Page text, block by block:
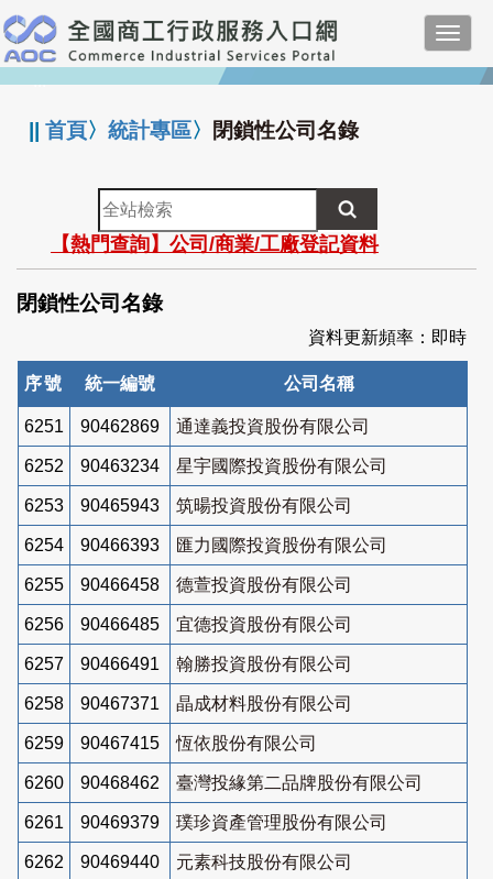
跳
到
主
要
:::
||首頁〉統計專區〉 閉鎖性公司名錄
全
站
檢
索
【熱門查詢】公司/商業/工廠登記資料
閉鎖性公司名錄
資料更新頻率：即時
序號 統一編號 公司名稱
6251 90462869 通達義投資股份有限公司
6252 90463234 星宇國際投資股份有限公司
6253 90465943 筑暘投資股份有限公司
6254 90466393 匯力國際投資股份有限公司
6255 90466458 德萱投資股份有限公司
6256 90466485 宜德投資股份有限公司
6257 90466491 翰勝投資股份有限公司
6258 90467371 晶成材料股份有限公司
6259 90467415 恆依股份有限公司
6260 90468462 臺灣投緣第二品牌股份有限公司
6261 90469379 璞珍資產管理股份有限公司
6262 90469440 元素科技股份有限公司